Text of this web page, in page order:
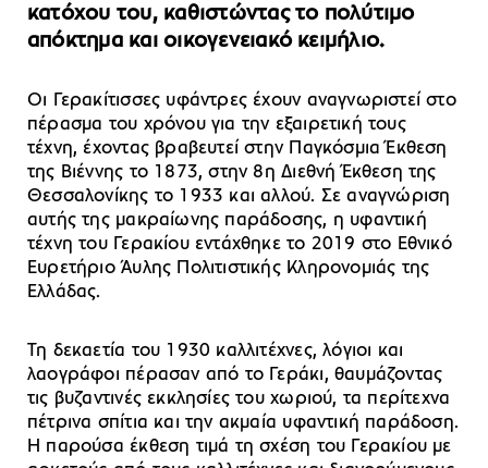
κατόχου του, καθιστώντας το πολύτιμο
απόκτημα και οικογενειακό κειμήλιο.
Οι Γερακίτισσες υφάντρες έχουν αναγνωριστεί στο
πέρασμα του χρόνου για την εξαιρετική τους
τέχνη, έχοντας βραβευτεί στην Παγκόσμια Έκθεση
της Βιέννης το 1873, στην 8η Διεθνή Έκθεση της
Θεσσαλονίκης το 1933 και αλλού. Σε αναγνώριση
αυτής της μακραίωνης παράδοσης, η υφαντική
τέχνη του Γερακίου εντάχθηκε το 2019 στο Εθνικό
Ευρετήριο Άυλης Πολιτιστικής Κληρονομιάς της
Ελλάδας.
Τη δεκαετία του 1930 καλλιτέχνες, λόγιοι και
λαογράφοι πέρασαν από το Γεράκι, θαυμάζοντας
τις βυζαντινές εκκλησίες του χωριού, τα περίτεχνα
πέτρινα σπίτια και την ακμαία υφαντική παράδοση.
Η παρούσα έκθεση τιμά τη σχέση του Γερακίου με